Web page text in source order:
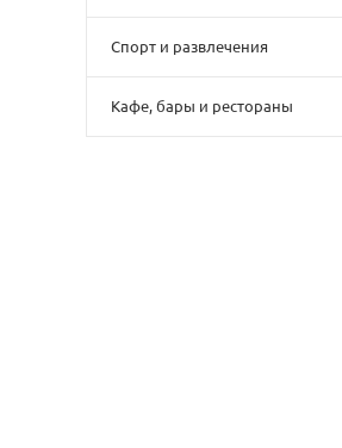
Спорт и развлечения
Кафе, бары и рестораны